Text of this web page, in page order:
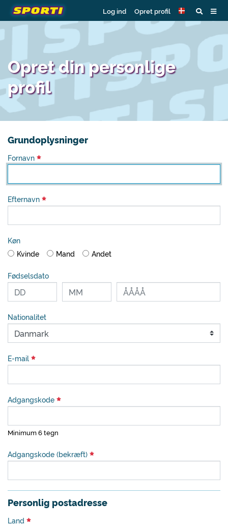
Log ind Opret profil
Opret din personlige
profil
Grundoplysninger
Fornavn
Efternavn
Køn
Kvinde
Mand Andet
Fødselsdato
Nationalitet
E-mail
Adgangskode
Minimum 6 tegn
Adgangskode (bekræft)
Personlig postadresse
Land